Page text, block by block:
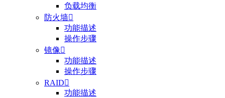
负载均衡
防火墙
功能描述
操作步骤
镜像
功能描述
操作步骤
RAID
功能描述